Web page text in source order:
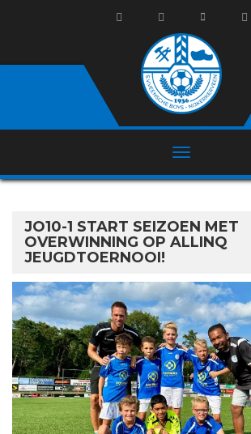
JO10-1 START SEIZOEN MET
OVERWINNING OP ALLINQ
JEUGDTOERNOOI!